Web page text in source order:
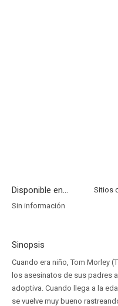
Disponible en...
Sin información
Sinopsis
Cuando era niño, Tom Morley
los asesinatos de sus padres
adoptiva. Cuando llega a la
se vuelve muy bueno